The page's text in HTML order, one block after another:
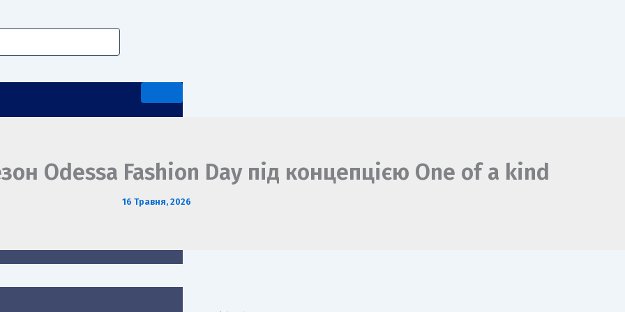
Odessa Fashion Day під концепцією One of a kind
16 Травня, 2026